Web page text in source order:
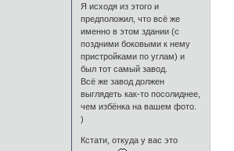
Я исходя из этого и
предположил, что всё же
именно в этом здании (с
поздними боковыми к нему
пристройками по углам) и
был тот самый завод.
Всё же завод должен
выглядеть как-то посолиднее,
чем избёнка на вашем фото.
)
Кстати, откуда у вас это